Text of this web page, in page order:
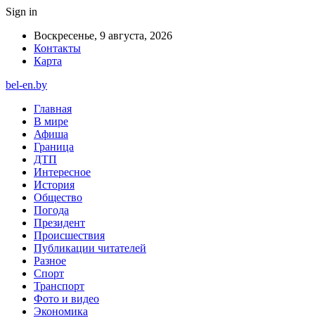
Sign in
Воскресенье, 9 августа, 2026
Контакты
Карта
bel-en.by
Главная
В мире
Афиша
Граница
ДТП
Интересное
История
Общество
Погода
Президент
Происшествия
Публикации читателей
Разное
Спорт
Транспорт
Фото и видео
Экономика